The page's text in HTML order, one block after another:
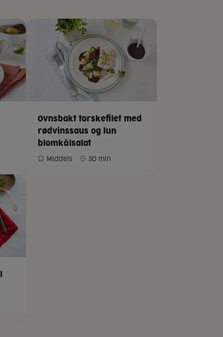
Ovnsbakt torskefilet med
rødvinssaus og lun
blomkålsalat
Middels
30 min